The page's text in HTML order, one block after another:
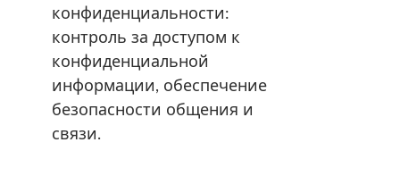
конфиденциальности:
контроль за доступом к
конфиденциальной
информации, обеспечение
безопасности общения и
связи.